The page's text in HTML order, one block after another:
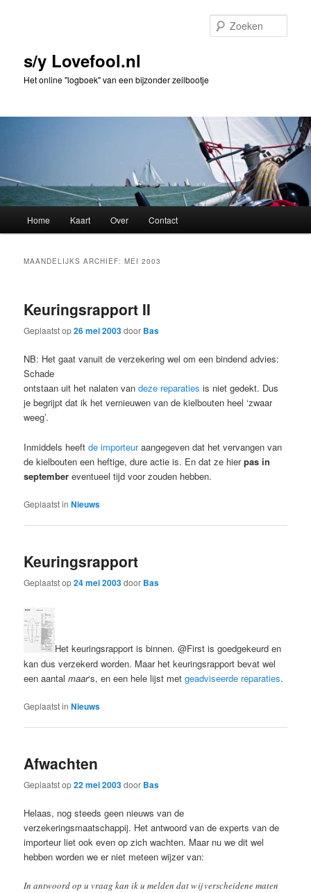
inhoud
inhouds/y Lovefool.nl
Het online "logboek" van een bijzonder zeilbootje
Home Kaart Over Contact
MAANDELIJKS ARCHIEF:MEI 2003
Keuringsrapport II
Geplaatst op26 mei 2003door Bas
NB: Het gaat vanuit de verzekering wel om een bindend advies:
Schade
ontstaan uit het nalaten vandeze reparaties is niet gedekt. Dus
je begrijpt dat ik het vernieuwen van de kielbouten heel ‘zwaar
weeg’.
Inmiddels heeftde importeuraangegeven dat het vervangen van
de kielbouten een heftige, dure actie is. En dat ze hierpas in
september eventueel tijd voor zouden hebben.
Geplaatst in Nieuws
Keuringsrapport
Geplaatst op24 mei 2003door Bas
Het keuringsrapport is binnen. @First is goedgekeurd en
kan dus verzekerd worden. Maar het keuringsrapport bevat wel
een aantalmaar‘s, en een hele lijst metgeadviseerde reparaties.
Geplaatst in Nieuws
Afwachten
Geplaatst op22 mei 2003door Bas
Helaas, nog steeds geen nieuws van de
verzekeringsmaatschappij. Het antwoord van de experts van de
importeur liet ook even op zich wachten. Maar nu we dit wel
hebben worden we er niet meteen wijzer van:
In antwoord op u vraag kan ik u melden dat wij verscheidene maten